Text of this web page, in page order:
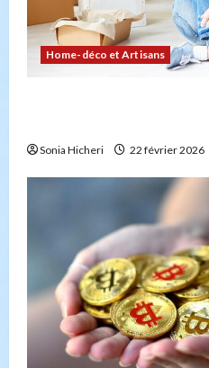
Home-déco et Artisans
Sonia Hicheri 22 février 2026